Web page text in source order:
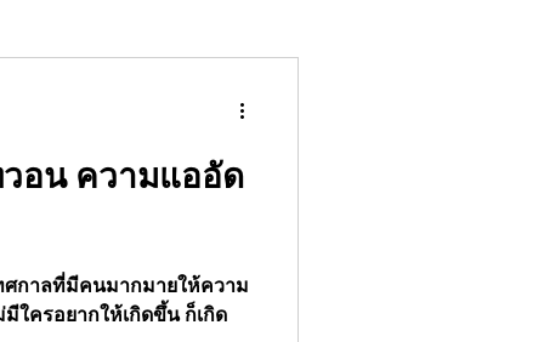
อัตโนมัติ
อน ความแออัด
ศกาลที่มีคนมากมายให้ความ
ใครอยากให้เกิดขึ้น ก็เกิด